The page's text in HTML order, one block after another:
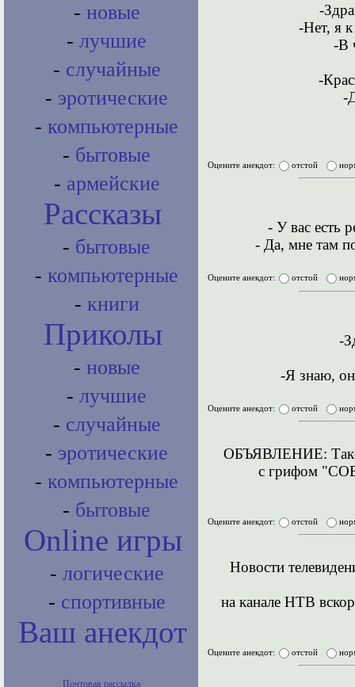
- новые
- лучшие
- случайные
- эротические
- компьютерные
- бытовые
- армейские
Рассказы
- бытовые
- компьютерные
- книги
Приколы
- новые
- лучшие
- случайные
- эротические
- компьютерные
- бытовые
Online игры
- логические
- спортивные
Ваш анекдот
Почтовая рассылка
-
-Нет, я
-В
-
-
Оцените анекдот: отстой
- У вас есть
- Да, мне там
Оцените анекдот: отстой
-
-Я знаю,
Оцените анекдот: отстой
ОБЪЯВЛЕНИЕ:
с грифом
Оцените анекдот: отстой
Новости
на канале НТВ
Оцените анекдот: отстой